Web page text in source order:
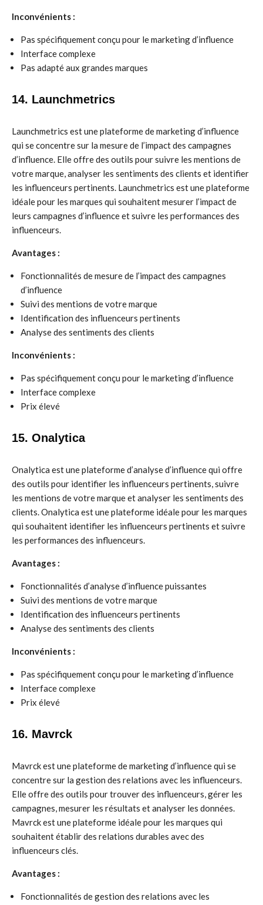
Inconvénients :
Pas spécifiquement conçu pour le marketing d’influence
Interface complexe
Pas adapté aux grandes marques
14. Launchmetrics
Launchmetrics est une plateforme de marketing d’influence
qui se concentre sur la mesure de l’impact des campagnes
d’influence. Elle offre des outils pour suivre les mentions de
votre marque, analyser les sentiments des clients et identifier
les influenceurs pertinents. Launchmetrics est une plateforme
idéale pour les marques qui souhaitent mesurer l’impact de
leurs campagnes d’influence et suivre les performances des
influenceurs.
Avantages :
Fonctionnalités de mesure de l’impact des campagnes
d’influence
Suivi des mentions de votre marque
Identification des influenceurs pertinents
Analyse des sentiments des clients
Inconvénients :
Pas spécifiquement conçu pour le marketing d’influence
Interface complexe
Prix élevé
15. Onalytica
Onalytica est une plateforme d’analyse d’influence qui offre
des outils pour identifier les influenceurs pertinents, suivre
les mentions de votre marque et analyser les sentiments des
clients. Onalytica est une plateforme idéale pour les marques
qui souhaitent identifier les influenceurs pertinents et suivre
les performances des influenceurs.
Avantages :
Fonctionnalités d’analyse d’influence puissantes
Suivi des mentions de votre marque
Identification des influenceurs pertinents
Analyse des sentiments des clients
Inconvénients :
Pas spécifiquement conçu pour le marketing d’influence
Interface complexe
Prix élevé
16. Mavrck
Mavrck est une plateforme de marketing d’influence qui se
concentre sur la gestion des relations avec les influenceurs.
Elle offre des outils pour trouver des influenceurs, gérer les
campagnes, mesurer les résultats et analyser les données.
Mavrck est une plateforme idéale pour les marques qui
souhaitent établir des relations durables avec des
influenceurs clés.
Avantages :
Fonctionnalités de gestion des relations avec les